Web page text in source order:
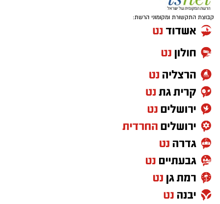
קבוצת התקשורת ומקומוני הרשת: